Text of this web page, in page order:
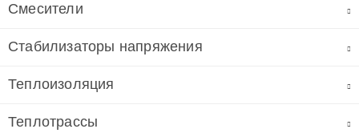
Смесители
Стабилизаторы напряжения
Теплоизоляция
Теплотрассы